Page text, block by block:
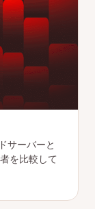
サーバーと
を比較して